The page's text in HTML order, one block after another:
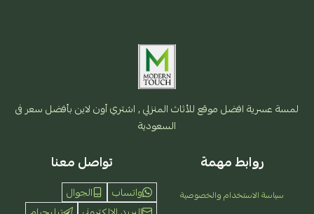
لمسة عسرية افضل موقع للأثاث المنزلي , اشتري أون لاين بأفضل سعر فى
السعودية
روابط مهمة
سياسة الاستخدام والخصوصية
تواصل معنا
واتساب
الجوال